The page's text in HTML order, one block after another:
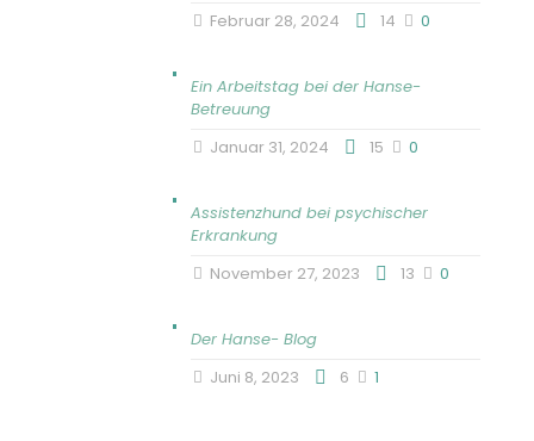
Februar 28, 2024
0
14
Ein Arbeitstag bei der Hanse-
Betreuung
Januar 31, 2024
0
15
Assistenzhund bei psychischer
Erkrankung
November 27, 2023
0
13
Der Hanse- Blog
Juni 8, 2023
1
6